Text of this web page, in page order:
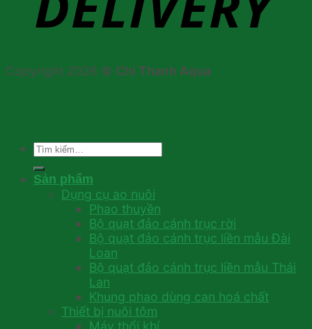
Copyright 2026 © Chi Thanh Aqua
Tìm
kiếm:
Sản phẩm
Dụng cụ ao nuôi
Phao thuyền
Bộ quạt đảo cánh trục rời
Bộ quạt đảo cánh trục liền mẫu Đài
Loan
Bộ quạt đảo cánh trục liền mẫu Thái
Lan
Khung phao dùng can hoá chất
Thiết bị nuôi tôm
Máy thổi khí